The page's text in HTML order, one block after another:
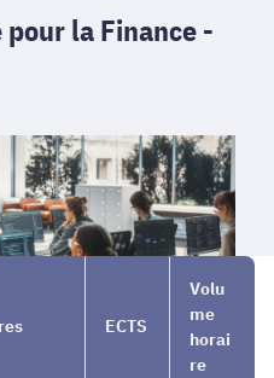
la Finance -
ECTS
Volu
me
horai
re